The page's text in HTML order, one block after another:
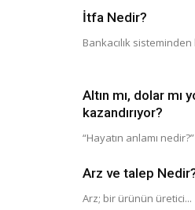
İtfa Nedir?
Bankacılık
Altın mı, dolar mı
kazandırıyor?
“Hayatın anlamı
Arz ve talep
Arz; bir ürünün üretici...